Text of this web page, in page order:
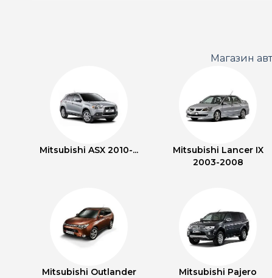
Магазин
Mitsubishi ASX 2010-...
Mitsubishi Lancer IX
2003-2008
Mitsubishi Outlander
Mitsubishi Pajero